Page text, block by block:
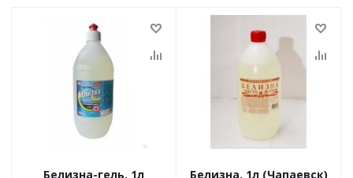
Белизна-гель, 1л
Белизна, 1л (Чапаевск)